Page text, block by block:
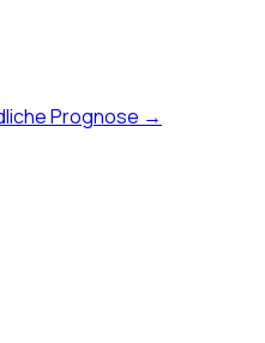
Prognose →